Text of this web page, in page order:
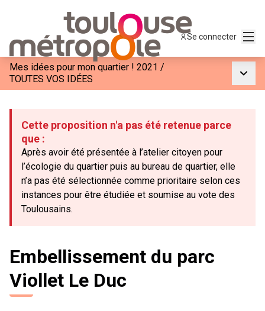
Se connecter
Mes idées pour mon quartier ! 2021 /
TOUTES VOS IDÉES
Cette proposition n'a pas été retenue parce
que :
Après avoir été présentée à l’atelier citoyen pour
l’écologie du quartier puis au bureau de quartier, elle
n’a pas été sélectionnée comme prioritaire selon ces
instances pour être étudiée et soumise au vote des
Toulousains.
Embellissement du parc
Viollet Le Duc